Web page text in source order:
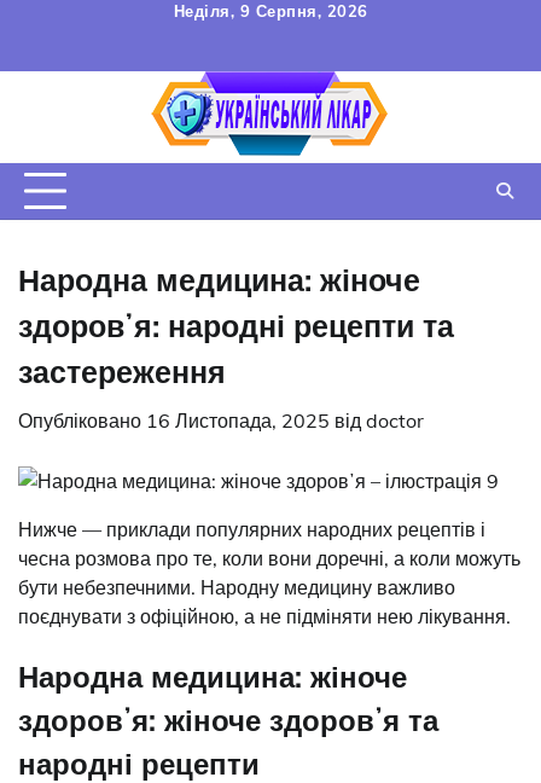
вмісту
Неділя, 9 Серпня, 2026
КОРИСТУВАЧА
Народна медицина: жіноче
здоровʼя: народні рецепти та
застереження
Опубліковано 16 Листопада, 2025 від doctor
Нижче — приклади популярних народних рецептів і
чесна розмова про те, коли вони доречні, а коли можуть
бути небезпечними. Народну медицину важливо
поєднувати з офіційною, а не підміняти нею лікування.
Народна медицина: жіноче
здоровʼя: жіноче здоровʼя та
народні рецепти